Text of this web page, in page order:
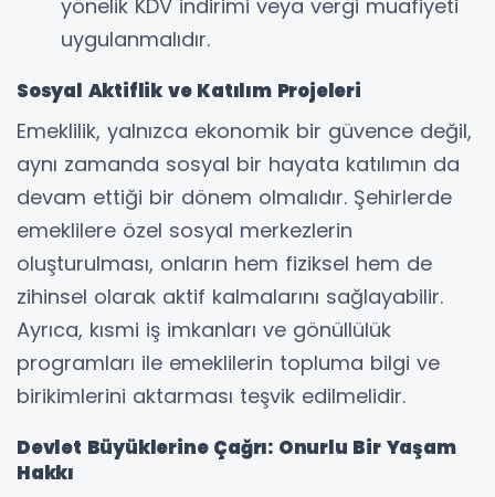
yönelik KDV indirimi veya vergi muafiyeti
uygulanmalıdır.
Sosyal Aktiflik ve Katılım Projeleri
Emeklilik, yalnızca ekonomik bir güvence değil,
aynı zamanda sosyal bir hayata katılımın da
devam ettiği bir dönem olmalıdır. Şehirlerde
emeklilere özel sosyal merkezlerin
oluşturulması, onların hem fiziksel hem de
zihinsel olarak aktif kalmalarını sağlayabilir.
Ayrıca, kısmi iş imkanları ve gönüllülük
programları ile emeklilerin topluma bilgi ve
birikimlerini aktarması teşvik edilmelidir.
Devlet Büyüklerine Çağrı: Onurlu Bir Yaşam
Hakkı